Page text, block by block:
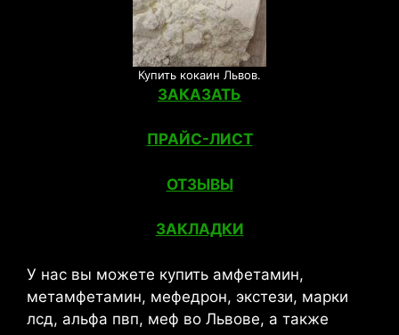
Купить кокаин Львов.
ЗАКАЗАТЬ
ПРАЙС-ЛИСТ
ОТЗЫВЫ
ЗАКЛАДКИ
У нас вы можете купить амфетамин,
метамфетамин, мефедрон, экстези, марки
лсд, альфа пвп, меф во Львове, а также